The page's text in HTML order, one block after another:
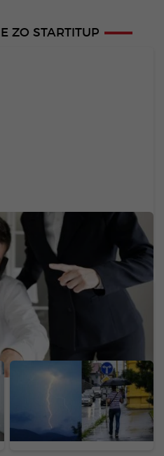
ZO STARTITUP
bánk dnes mala
platby a ďalšie
Koniec pekelných
horúčav na Slovensku:
Teploty spadnú aj o viac
ako 10 stupňov,
meteorológovia vydali
varovania